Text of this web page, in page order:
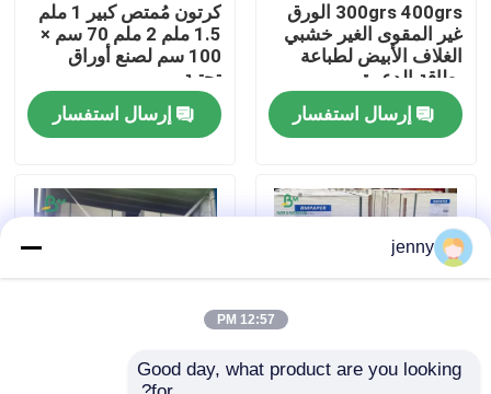
ضبط الجودة
اتصل بنا
جميع القضايا
ورق NCR بدون كربون
300grs 400grs الورق
غير المقوى الغير خشبي
الغلاف الأبيض لطباعة
بطاقة الدعوة
إرسال استفسار
كرتون مُمتص كبير 1 ملم
1.5 ملم 2 ملم 70 سم ×
100 سم لصنع أوراق
تحتية
إرسال استفسار
jenny
12:57 PM
Good day, what product are you looking